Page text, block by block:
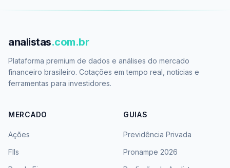
analistas.com.br
Plataforma premium de dados e análises do mercado
financeiro brasileiro. Cotações em tempo real, notícias e
ferramentas para investidores.
MERCADO
Ações
FIIs
GUIAS
Previdência Privada
Pronampe 2026